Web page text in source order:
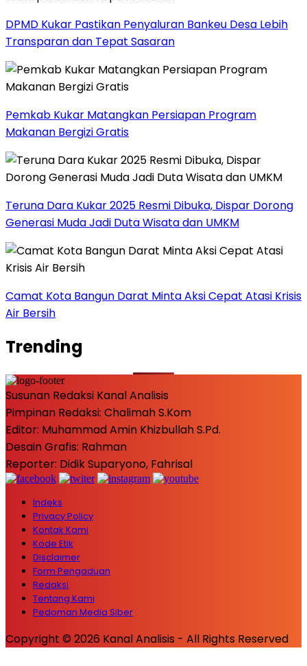
DPMD Kukar Pastikan Penyaluran Bankeu Desa Lebih
Transparan dan Tepat Sasaran
Pemkab Kukar Matangkan Persiapan Program
Makanan Bergizi Gratis
Teruna Dara Kukar 2025 Resmi Dibuka, Dispar Dorong
Generasi Muda Jadi Duta Wisata dan UMKM
Camat Kota Bangun Darat Minta Aksi Cepat Atasi Krisis
Air Bersih
Trending
Susunan Redaksi Kanal Analisis
Pimpinan Redaksi: Chalimah S.Kom
Editor: Muhammad Amin Khizbullah S.Pd.
Desain Grafis: Rahman
Reporter: Didik Suparyono, Fahrisal
Indeks
Privacy Policy
Kontak Kami
Kode Etik
Disclaimer
Form Pengaduan
Redaksi
Tentang Kami
Pedoman Media Siber
Copyright © 2026 Kanal Analisis - All Rights Reserved